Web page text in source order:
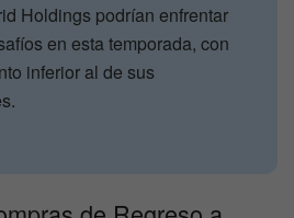
Holdings podrían enfrentar
en esta temporada, con
inferior al de sus